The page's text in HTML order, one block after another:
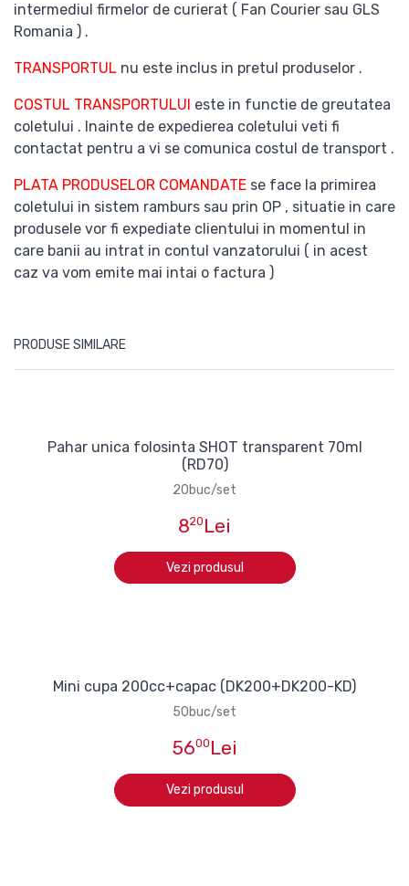
intermediul firmelor de curierat ( Fan Courier sau GLS
Romania ) .
TRANSPORTUL nu este inclus in pretul produselor .
COSTUL TRANSPORTULUI este in functie de greutatea
coletului . Inainte de expedierea coletului veti fi
contactat pentru a vi se comunica costul de transport .
PLATA PRODUSELOR COMANDATE se face la primirea
coletului in sistem ramburs sau prin OP , situatie in care
produsele vor fi expediate clientului in momentul in
care banii au intrat in contul vanzatorului ( in acest
caz va vom emite mai intai o factura )
PRODUSE SIMILARE
Pahar unica folosinta SHOT transparent 70ml
(RD70)
20buc/set
820 Lei
Vezi produsul
Mini cupa 200cc+capac (DK200+DK200-KD)
50buc/set
5600 Lei
Vezi produsul